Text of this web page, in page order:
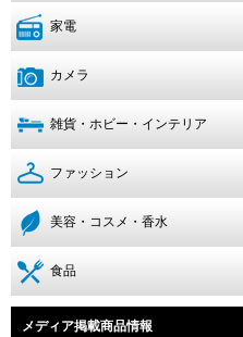
家電
カメラ
雑貨・ホビー・インテリア
ファッション
美容・コスメ・香水
食品
メディア掲載商品情報